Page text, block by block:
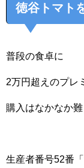
徳谷トマト
普段の食卓に
2万円超えのプレ
購入はなかなか難
生産者番号52番